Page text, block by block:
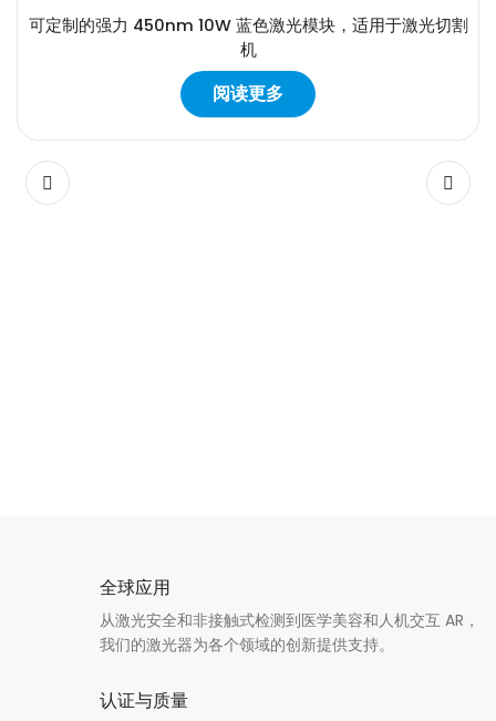
可定制的强力 450nm 10W 蓝色激光模块，适用于激光切割
机
阅读更多
全球应用
从激光安全和非接触式检测到医学美容和人机交互 AR，
我们的激光器为各个领域的创新提供支持。
认证与质量